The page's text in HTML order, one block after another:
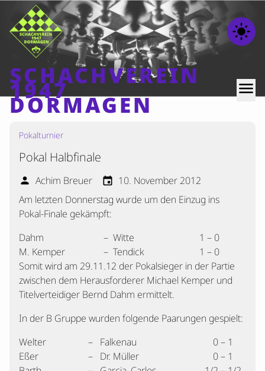
light_mode
SCHACHVEREIN
1947
DORMAGEN
menu
Home
Beiträge
Mannschaften
Ranglisten
Termine
Verschiedenes
Kontakt
Pokalturnier
Pokal Halbfinale
person Achim Breuer event 10. November 2012
Am letzten Donnerstag wurde um den Einzug ins
Pokal-Finale gekämpft:
Dahm
– Witte
1 – 0
M. Kemper
– Tendick
1 – 0
Somit wird am 29.11.12 der Pokalsieger in der Partie
zwischen dem Herausforderer Michael Kemper und
Titelverteidiger Bernd Dahm ermittelt.
In der B Gruppe wurden folgende Paarungen gespielt:
Welter
– Falkenau
0 – 1
Eßer
– Dr. Müller
0 – 1